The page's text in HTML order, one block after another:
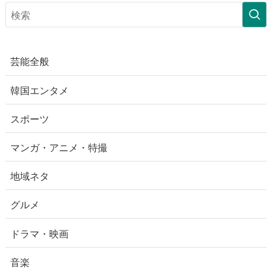
芸能全般
韓国エンタメ
スポーツ
マンガ・アニメ・特撮
地域ネタ
グルメ
ドラマ・映画
音楽